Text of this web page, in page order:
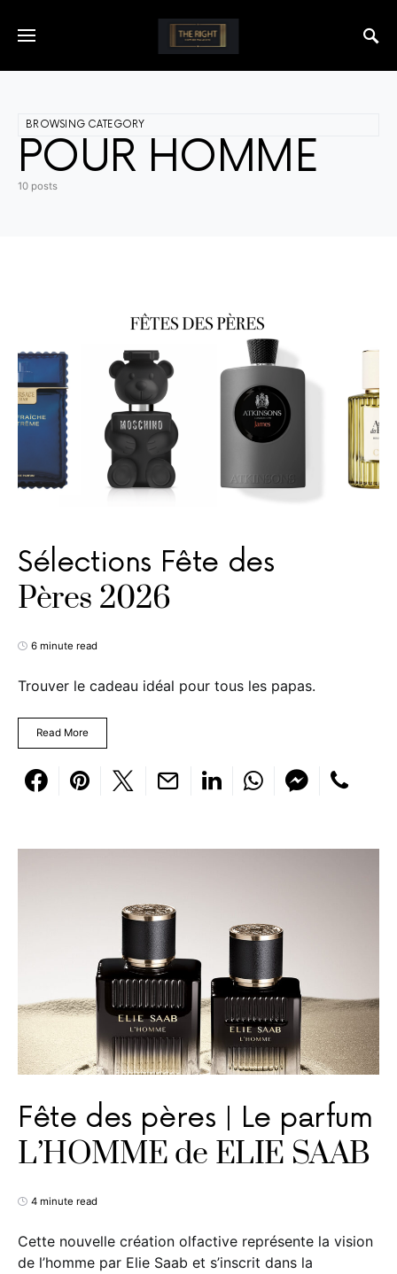
BROWSING CATEGORY
POUR HOMME
10 posts
Sélections Fête des
Pères 2026
6 minute read
Trouver le cadeau idéal pour tous les papas.
Read More
Fête des pères | Le parfum
L’HOMME de ELIE SAAB
4 minute read
Cette nouvelle création olfactive représente la vision
de l’homme par Elie Saab et s’inscrit dans la